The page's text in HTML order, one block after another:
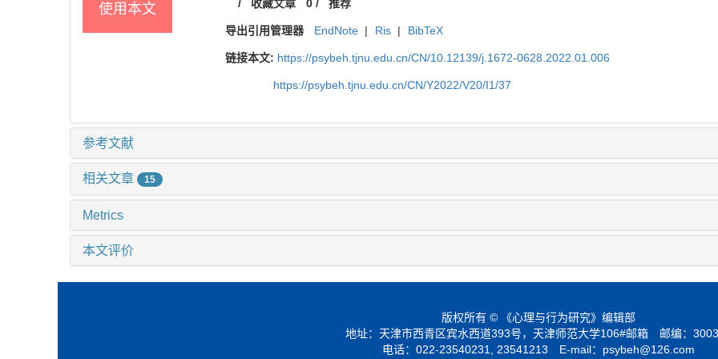
使用本文 / 收藏文章 0/ 推荐
导出引用管理器 EndNote | Ris | BibTeX
链接本文: https://psybeh.tjnu.edu.cn/CN/10.12139/j.1672-0628.2022.01.006
https://psybeh.tjnu.edu.cn/CN/Y2022/V20/I1/37
参考文献
相关文章 15
Metrics
本文评价
版权所有 © 《心理与行为研究》编辑部
地址：天津市西青区宾水西道393号，天津师范大学106#邮箱 邮编：
电话：022-23540231, 23541213 E-mail： psybeh@126.com